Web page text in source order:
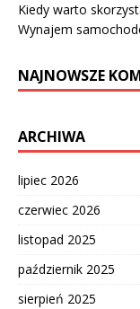
Kiedy warto
Wynajem
NAJNOWSZE
ARCHIWA
lipiec 2026
czerwiec 2026
listopad 2025
październik 2025
sierpień 2025